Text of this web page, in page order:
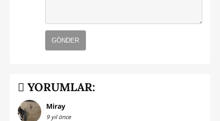
GÖNDER
YORUMLAR:
Miray
9 yıl önce